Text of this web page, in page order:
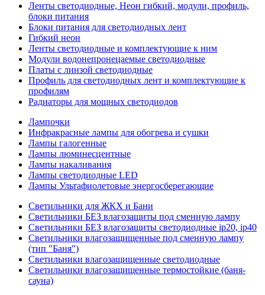
Ленты светодиодные, Неон гибкий, модули, профиль,
блоки питания
Блоки питания для светодиодных лент
Гибкий неон
Ленты светодиодные и комплектующие к ним
Модули водонепронецаемые светодиодные
Платы с линзой светодиодные
Профиль для светодиодных лент и комплектующие к
профилям
Радиаторы для мощных светодиодов
Лампочки
Инфракрасные лампы для обогрева и сушки
Лампы галогенные
Лампы люминесцентные
Лампы накаливания
Лампы светодиодные LED
Лампы Ультафиолетовые энергосберегающие
Светильники для ЖКХ и Бани
Светильники БЕЗ влагозащиты под сменную лампу
Светильники БЕЗ влагозащиты светодиодные ip20, ip40
Светильники влагозащищенные под сменную лампу
(тип "Баня")
Светильники влагозащищенные светодиодные
Светильники влагозащищенные термостойкие (баня-
сауна)